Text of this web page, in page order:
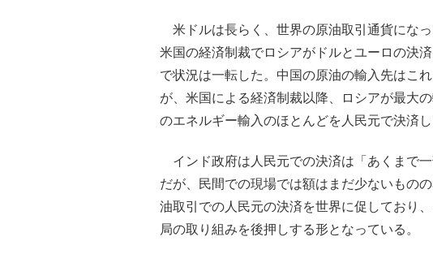
米ドルは長らく、世界の原油取引通貨にな
米国の経済制裁でロシアがドルとユーロの決
で状況は一転した。中国の原油の輸入先はこ
が、米国による経済制裁以降、ロシアが最大
のエネルギー輸入のほとんどを人民元で決済し
インド政府は人民元での決済は「あくまで
だが、民間での現場では額はまだ少ないもの
油取引での人民元の決済を世界に促しており
局の取り組みを後押しする形となっている。